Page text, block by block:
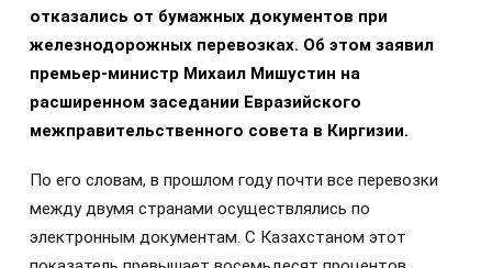
отказались от бумажных документов при
железнодорожных перевозках. Об этом заявил
премьер-министр Михаил Мишустин на
расширенном заседании Евразийского
межправительственного совета в Киргизии.
По его словам, в прошлом году почти все перевозки
между двумя странами осуществлялись по
электронным документам. С Казахстаном этот